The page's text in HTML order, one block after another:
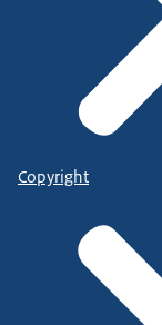
Copyright